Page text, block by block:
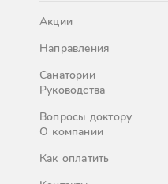
Акции
Направления
Санатории
Руководства
Вопросы доктору
О компании
Как оплатить